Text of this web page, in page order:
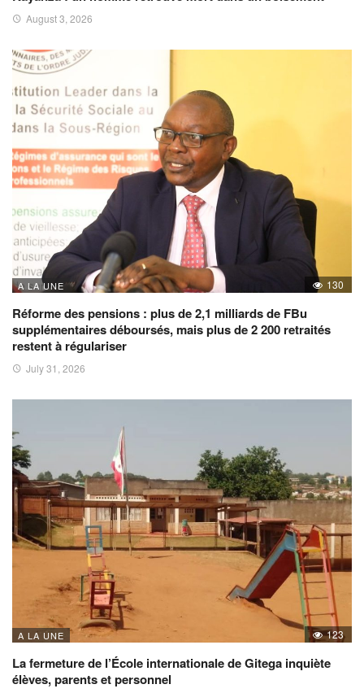
August 3, 2026
A LA UNE 130
Réforme des pensions : plus de 2,1 milliards de FBu
supplémentaires déboursés, mais plus de 2 200 retraités
restent à régulariser
July 31, 2026
A LA UNE 123
La fermeture de l’École internationale de Gitega inquiète
élèves, parents et personnel